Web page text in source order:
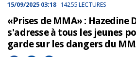
15/09/2025 03:18 14255 LECTURES
«Prises de MMA» : Hazedine
s'adresse à tous les jeunes
garde sur les dangers du